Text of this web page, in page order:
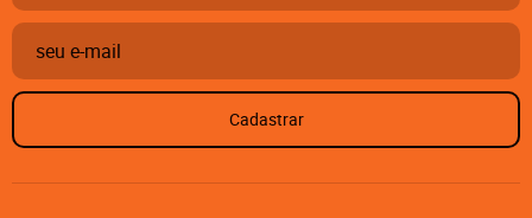
Cadastrar